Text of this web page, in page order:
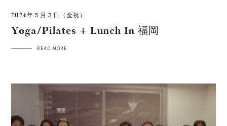
2024年５月３日（金祝）
Yoga/Pilates + Lunch In 福岡
READ MORE